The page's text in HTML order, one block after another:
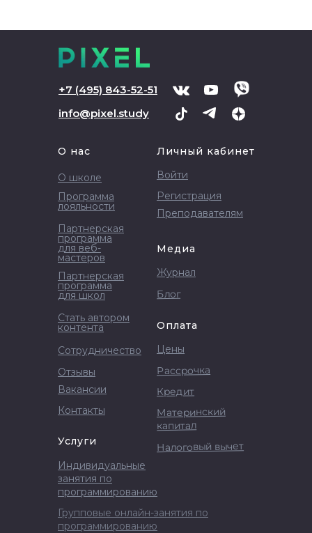
+7 (495) 843-52-51
info@pixel.study
О нас
О школе
Отзывы
Сотрудничество
Партнерская
программа
для веб-
мастеров
Партнерская
программа
для школ
Стать автором
контента
Вакансии
Контакты
Программа
лояльности
Услуги
Групповые онлайн-занятия по
программированию
Индивидуальные
занятия по
программированию
Личный кабинет
Войти
Регистрация
Преподавателям
Медиа
Журнал
Блог
Оплата
Цены
Рассрочка
Кредит
Материнский
капитал
Налоговый вычет